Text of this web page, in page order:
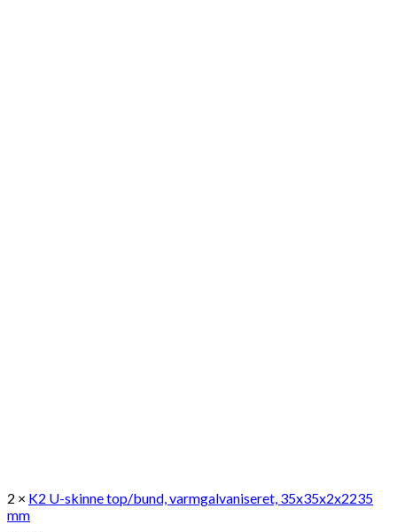
2 × K2 U-skinne top/bund, varmgalvaniseret, 35x35x2x2235
mm